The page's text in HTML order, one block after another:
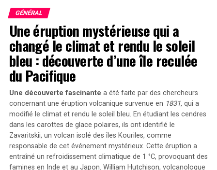
capte le dioxyde de carbone de l’air et se transforme en
calcite, un processus connu sous le nom de
carbonatation, qui agit comme un système de captage
du carbone. Rouzbeh Savary, président de C-Crete,
souligne que ce nouveau produit présente une
empreinte carbone 100 % inférieure à celle du ciment
Portland.
Fondée en 2010 avec une subvention de 100 000 dollars
du Massachusetts Institute of Technology, l’entreprise a
consacré plus d’une décennie à la recherche et au
développement, obtenant huit brevets et des millions
de dollars en subventions gouvernementales.
Des Progrès Concrets et des Défis à Surmonter
GÉNÉRAL
Une éruption mystérieuse qui a
changé le climat et rendu le soleil
bleu : découverte d’une île reculée
du Pacifique
Une découverte fascinante a été faite par des chercheurs
concernant une éruption volcanique survenue en 1831, qui a
modifié le climat et rendu le soleil bleu. En étudiant les cendres
dans les carottes de glace polaires, ils ont identifié le
Zavaritskii, un volcan isolé des îles Kouriles, comme
responsable de cet événement mystérieux. Cette éruption a
entraîné un refroidissement climatique de 1 °C, provoquant des
famines en Inde et au Japon. William Hutchison, volcanologue